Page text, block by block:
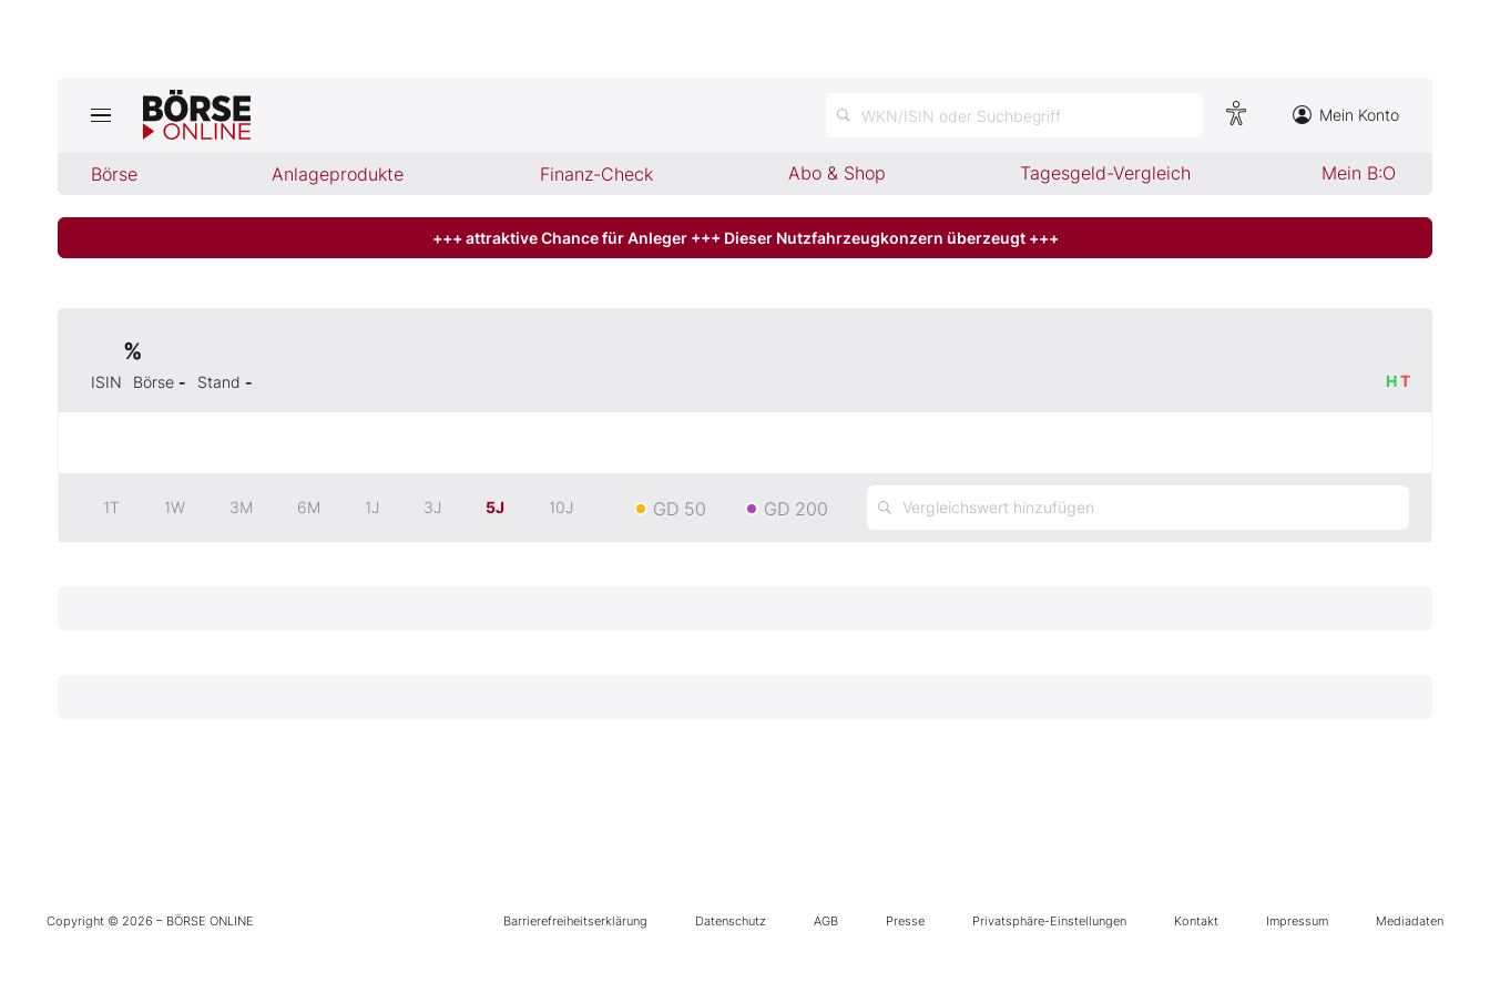
WKN/ISIN oder Suchbegriff Mein Konto
Börse Anlageprodukte Finanz-Check Abo & Shop Tagesgeld-Vergleich Mein B:O
Jetzt aktuelle Ausgabe BÖRSE ONLINE lesen
+++ attraktive Chance für Anleger +++ Dieser Nutzfahrzeugkonzern überzeugt +++
%
HT
ISIN Börse - Stand -
1T 1W 3M 6M 1J 3J 5J 10J GD 50 GD 200
Copyright © 2026 – BÖRSE ONLINE Barrierefreiheitserklärung Datenschutz AGB Presse Privatsphäre-Einstellungen Kontakt Impressum Mediadaten